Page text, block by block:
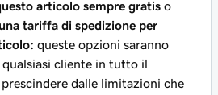
articolo sempre gratis o
tariffa di spedizione per
queste opzioni saranno
qualsiasi cliente in tutto il
dalle limitazioni che